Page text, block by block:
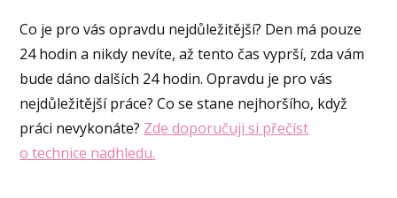
Co je pro vás opravdu nejdůležitější? Den má pouze
24 hodin a nikdy nevíte, až tento čas vyprší, zda vám
bude dáno dalších 24 hodin. Opravdu je pro vás
nejdůležitější práce? Co se stane nejhoršího, když
práci nevykonáte? Zde doporučuji si přečíst
o technice nadhledu.